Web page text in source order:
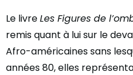
Le livreLes Figures de
remis quant à lui sur le
Afro-américaines sans
années 80, elles